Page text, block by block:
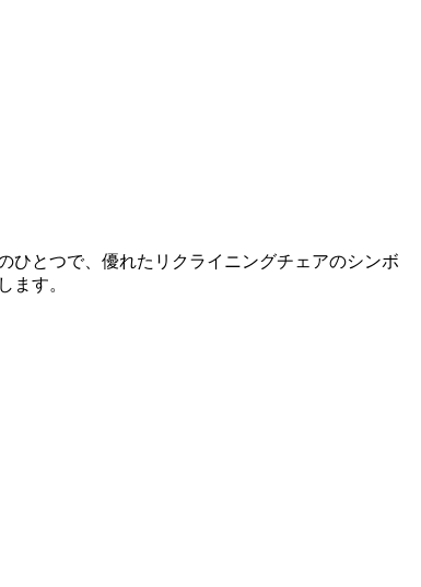
ひとつで、優れたリクライニングチェアのシンボ
ます。